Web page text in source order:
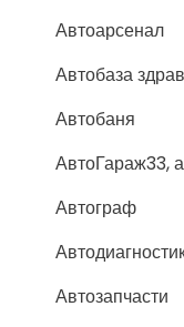
Автоарсенал
Автобаза
Автобаня
АвтоГараж33,
Автограф
Автозапчасти